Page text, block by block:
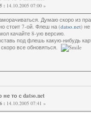
: 14.10.2005 07:00 »
Думаю скоро из
стоит 7-ой. Флеш на (datso.net)
качайте 8-ую версию.
под флешь какую-нибудь
все обновяться.
не то с datso.net
: 14.10.2005 07:41 »